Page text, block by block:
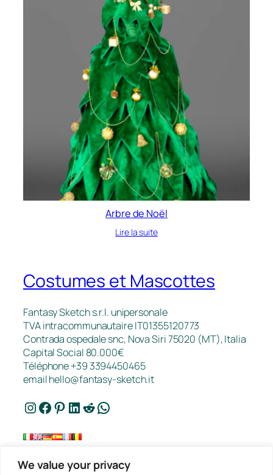
We value your privacy
Arbre de Noël
Lire la suite
Costumes et Mascottes
Fantasy Sketch s.r.l. unipersonale
TVA intracommunautaire IT01355120773
Contrada ospedale snc, Nova Siri 75020 (MT), Italia
Capital Social 80.000€
Téléphone +39 3394450465
emailhello@fantasy-sketch.it
Instagram Facebook Pinterest LinkedIn Reddit WhatsApp